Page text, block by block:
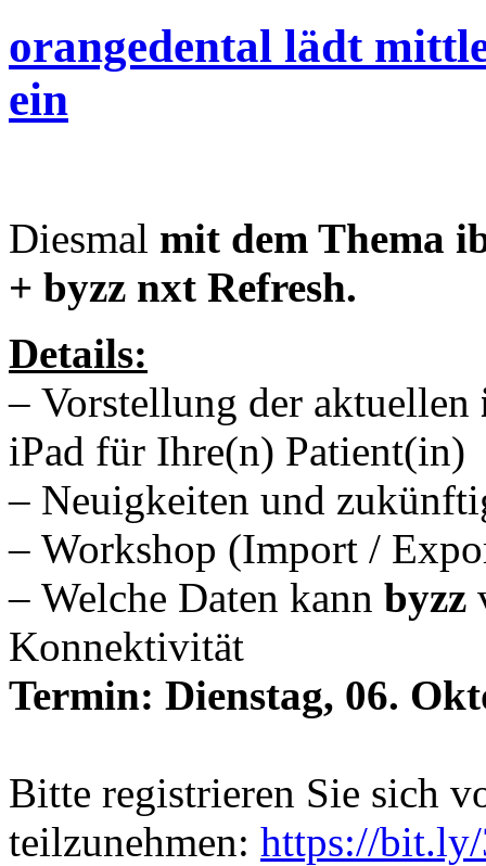
orangedental lädt
ein
Diesmal mit dem Thema i
+ byzz nxt Refresh.
Details:
– Vorstellung der aktuellen
iPad für Ihre(n) Patient(in)
– Neuigkeiten und
– Workshop (Import /
– Welche Daten kann byzz
Konnektivität
Termin: Dienstag, 06.
Bitte registrieren Sie sich
teilzunehmen: https://